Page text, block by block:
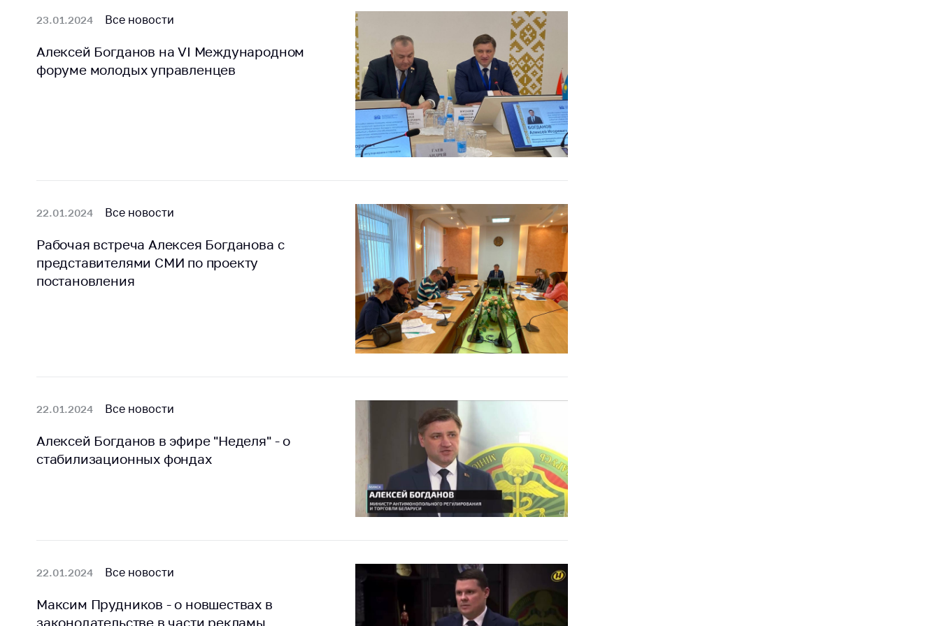
23.01.2024 Все новости
Алексей Богданов на VI Международном
форуме молодых управленцев
22.01.2024 Все новости
Рабочая встреча Алексея Богданова с
представителями СМИ по проекту
постановления
22.01.2024 Все новости
Алексей Богданов в эфире "Неделя" - о
стабилизационных фондах
22.01.2024 Все новости
Максим Прудников - о новшествах в
законодательстве в части рекламы